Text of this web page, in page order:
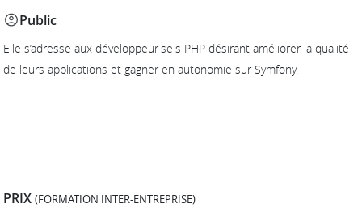
Public
Elle s’adresse aux développeur·se·s PHP désirant améliorer la qualité
de leurs applications et gagner en autonomie sur Symfony.
PRIX(FORMATION INTER-ENTREPRISE)